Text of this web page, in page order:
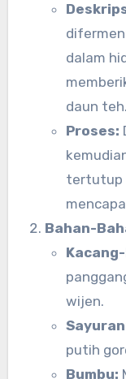
dalam
daun teh.
Proses:
tertutup
Bahan-
wijen.
putih
Bumbu: